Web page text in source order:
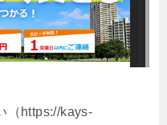
（https://kays-